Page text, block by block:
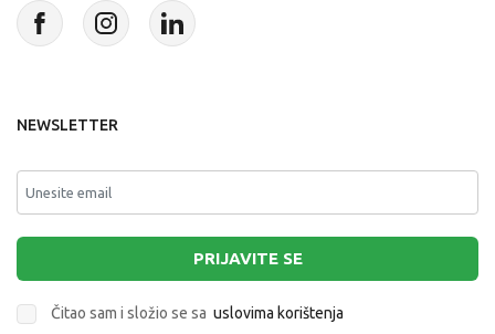
NEWSLETTER
PRIJAVITE SE
Čitao sam i složio se sa uslovima korištenja